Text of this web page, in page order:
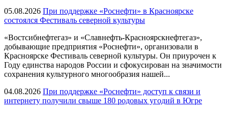
05.08.2026 При поддержке «Роснефти» в Красноярске
состоялся Фестиваль северной культуры
«Востсибнефтегаз» и «Славнефть-Красноярскнефтегаз»,
добывающие предприятия «Роснефти», организовали в
Красноярске Фестиваль северной культуры. Он приурочен к
Году единства народов России и сфокусирован на значимости
сохранения культурного многообразия нашей...
04.08.2026 При поддержке «Роснефти» доступ к связи и
интернету получили свыше 180 родовых угодий в Югре